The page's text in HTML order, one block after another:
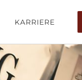
KARRIERE